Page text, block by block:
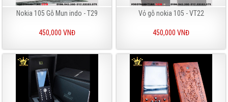
Nokia 105 Gỗ Mun indo - T29
450,000 VNĐ
Vỏ gỗ nokia 105 - VT22
450,000 VNĐ